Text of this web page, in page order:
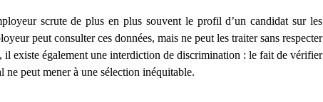
scrute de plus en plus souvent le profil d’un candidat sur les
peut consulter ces données, mais ne peut les traiter sans respecter
il existe également une interdiction de discrimination : le fait de vérifier
peut mener à une sélection inéquitable.